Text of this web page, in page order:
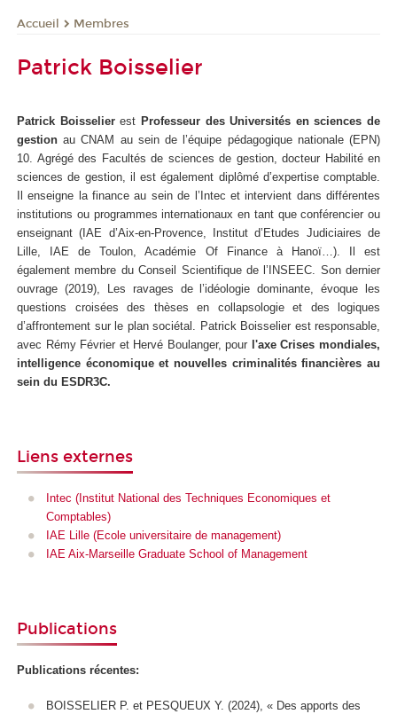
Accueil Membres
Patrick Boisselier
Patrick Boisselierest Professeur des Universités en sciences de
gestion au CNAM au sein de l’équipe pédagogique nationale (EPN)
10. Agrégé des Facultés de sciences de gestion, docteur Habilité en
sciences de gestion, il est également diplômé d’expertise comptable.
Il enseigne la finance au sein de l’Intec et intervient dans différentes
institutions ou programmes internationaux en tant que conférencier ou
enseignant (IAE d’Aix-en-Provence, Institut d’Etudes Judiciaires de
Lille, IAE de Toulon, Académie Of Finance à Hanoï…). Il est
également membre du Conseil Scientifique de l’INSEEC. Son dernier
ouvrage (2019), Les ravages de l’idéologie dominante, évoque les
questions croisées des thèses en collapsologie et des logiques
d’affrontement sur le plan sociétal. Patrick Boisselier est responsable,
avec Rémy Février et Hervé Boulanger, pour l'axe Crises mondiales,
intelligence économique et nouvelles criminalités financières au
sein du ESDR3C.
Liens externes
Intec (Institut National des Techniques Economiques et
Comptables)
IAE Lille (Ecole universitaire de management)
IAE Aix-Marseille Graduate School of Management
Publications
Publications récentes:
BOISSELIER P. et PESQUEUX Y. (2024), « Des apports des